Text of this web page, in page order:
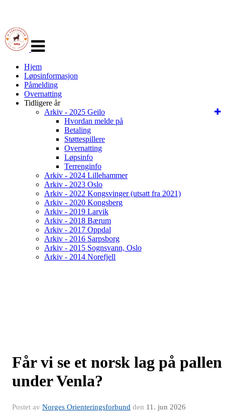
navigasjon
Hjem
Løpsinformasjon
Påmelding
Overnatting
Tidligere år
Arkiv - 2025 Geilo
Hvordan melde på
Betaling
Støttespillere
Overnatting
Løpsinfo
Terrenginfo
Arkiv - 2024 Lillehammer
Arkiv - 2023 Oslo
Arkiv - 2022 Kongsvinger (utsatt fra 2021)
Arkiv - 2020 Kongsberg
Arkiv - 2019 Larvik
Arkiv - 2018 Bærum
Arkiv - 2017 Oppdal
Arkiv - 2016 Sarpsborg
Arkiv - 2015 Sognsvann, Oslo
Arkiv - 2014 Norefjell
Får vi se et norsk lag på pallen
under Venla?
Postet av Norges Orienteringsforbund den 11. jun 2026